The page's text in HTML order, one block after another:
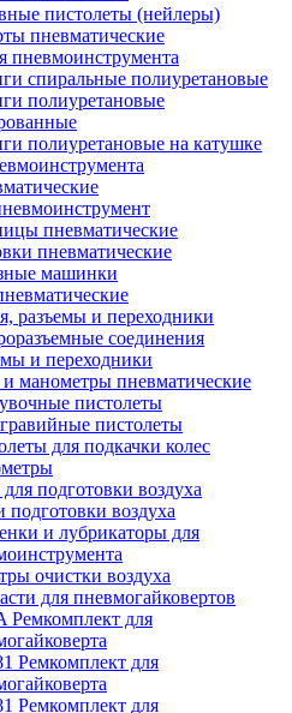
пистолеты (нейлеры)
пневматические
пневмоинструмента
спиральные полиуретановые
полиуретановые
полиуретановые на катушке
пневматические
пневматические
машинки
разъемы и переходники
соединения
и переходники
манометры пневматические
пистолеты
пистолеты
для подкачки колес
подготовки воздуха
подготовки воздуха
и лубрикаторы для
очистки воздуха
для пневмогайковертов
Ремкомплект для
Ремкомплект для
Ремкомплект для